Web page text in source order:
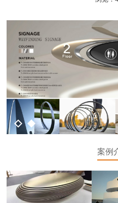
案例